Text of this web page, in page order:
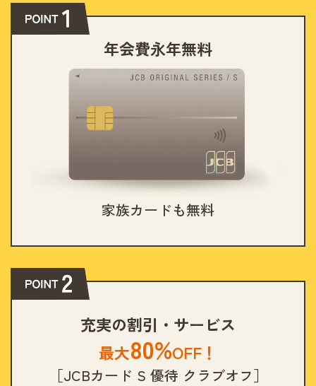
年会費永年無料
家族カードも無料
充実の割引・サービス
最大80%OFF！
［JCBカード S 優待 クラブオフ］